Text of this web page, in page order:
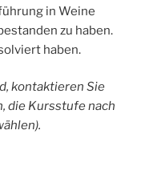
in Weine
zu haben.
haben.
kontaktieren Sie
die Kursstufe nach